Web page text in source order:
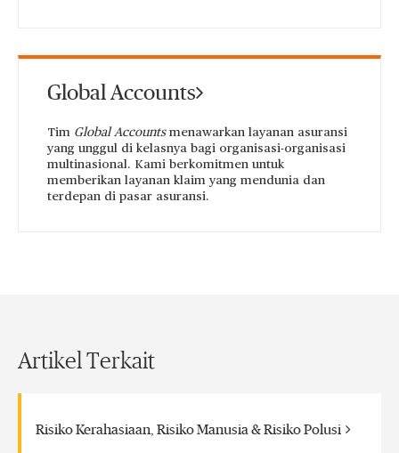
Global Accounts
Tim Global Accountsmenawarkan layanan asuransi
yang unggul di kelasnya bagi organisasi-organisasi
multinasional. Kami berkomitmen untuk
memberikan layanan klaim yang mendunia dan
terdepan di pasar asuransi.
Artikel Terkait
Risiko Kerahasiaan, Risiko Manusia & Risiko Polusi